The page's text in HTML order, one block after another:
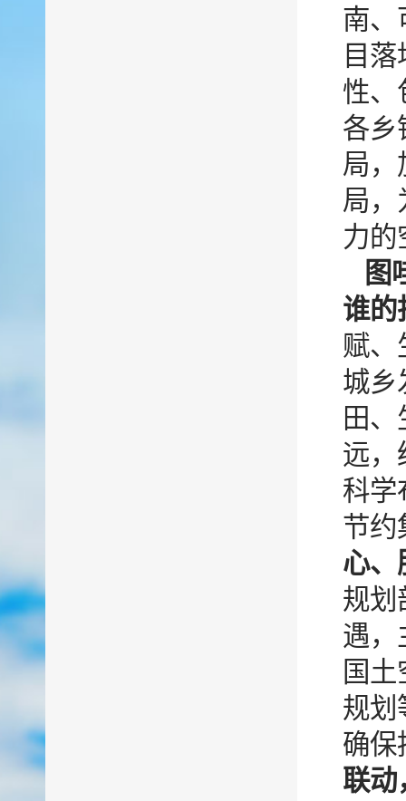
南、
目
性、
各乡
局，
局，
力的
图
谁的
赋、
城乡
田
远，
科学
节约
心、
规划
遇，
国
规划
确保
联动